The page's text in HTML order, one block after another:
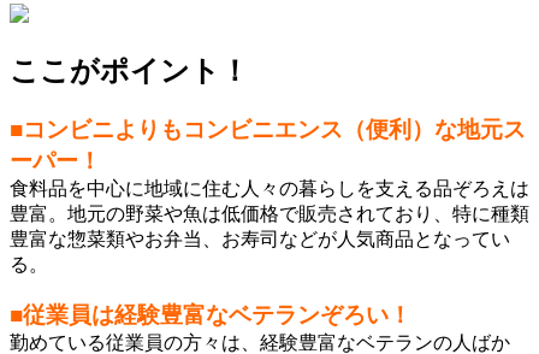
ここがポイント！
■コンビニよりもコンビニエンス（便利）な地元ス
ーパー！
食料品を中心に地域に住む人々の暮らしを支える品ぞろえは
豊富。地元の野菜や魚は低価格で販売されており、特に種類
豊富な惣菜類やお弁当、お寿司などが人気商品となってい
る。
■従業員は経験豊富なベテランぞろい！
勤めている従業員の方々は、経験豊富なベテランの人ばか